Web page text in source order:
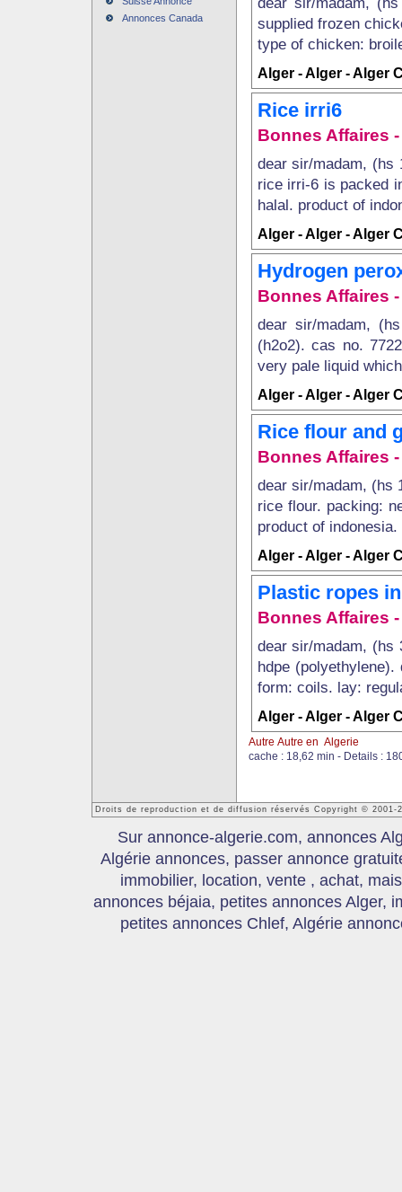
Annonces Canada
supplied frozen
type of chicken:
Alger - Alger - Alger
Rice irri6
Bonnes Affaires
dear sir/madam, (hs
rice irri-6 is packed
halal. product of
Alger - Alger - Alger
Hydrogen
Bonnes Affaires
dear sir/madam,
(h2o2). cas no.
very pale liquid
Alger - Alger - Alger
Rice flour and
Bonnes Affaires
dear sir/madam, (hs
rice flour. packing:
product of
Alger - Alger - Alger
Plastic ropes
Bonnes Affaires
dear sir/madam, (hs
hdpe
form: coils. lay:
Alger - Alger - Alger
Autre Autre en Algerie
cache : 18,62 min - Details :
Droits de reproduction et de diffusion réservés Copyright © 2001-
Sur annonce-algerie.com, annonces
Algérie annonces, passer annonce
immobilier, location, vente , achat,
annonces béjaia, petites annonces Alger,
petites annonces Chlef, Algérie